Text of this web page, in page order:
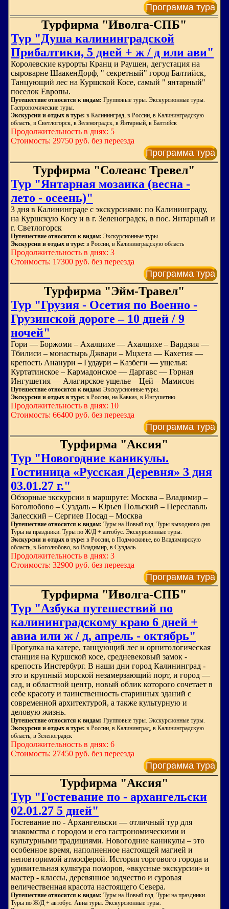
Программа тура
Турфирма "Иволга-СПБ"
Тур "Душа калининградской
Прибалтики, 5 дней + ж / д или ави"
Королевские курорты Кранц и Раушен, дегустация на
сыроварне ШаакенДорф, " секретный" город Балтийск,
Танцующий лес на Куршской Косе, самый " янтарный"
поселок Европы.
Путешествие относится к видам: Групповые туры. Экскурсионные туры.
Гастрономические туры.
Экскурсии и отдых в туре: в Калининград, в России, в Калининградскую
область, в Светлогорск, в Зеленоградск, в Янтарный, в Балтийск
Продолжительность в днях: 5
Стоимость: 29750 руб. без переезда
Программа тура
Турфирма "Солеанс Тревел"
Тур "Янтарная мозаика (весна -
лето - осеень)"
3 дня в Калининграде с экскурсиями: по Калининграду,
на Куршскую Косу и в г. Зеленоградск, в пос. Янтарный и
г. Светлогорск
Путешествие относится к видам: Экскурсионные туры.
Экскурсии и отдых в туре: в России, в Калининградскую область
Продолжительность в днях: 3
Стоимость: 17300 руб. без переезда
Программа тура
Турфирма "Эйм-Травел"
Тур "Грузия - Осетия по Военно -
Грузинской дороге – 10 дней / 9
ночей"
Гори — Боржоми – Ахалцихе — Ахалцихе – Вардзия —
Тбилиси – монастырь Джвари – Мцхета — Кахетия —
крепость Ананури – Гудаури – Казбеги — ущелья:
Куртатинское – Кармадонское — Даргавс — Горная
Ингушетия — Алагирское ущелье – Цей – Мамисон
Путешествие относится к видам: Экскурсионные туры.
Экскурсии и отдых в туре: в России, на Кавказ, в Ингушетию
Продолжительность в днях: 10
Стоимость: 66400 руб. без переезда
Программа тура
Турфирма "Аксия"
Тур "Новогодние каникулы.
Гостиница «Русская Деревня» 3 дня
03.01.27 г."
Обзорные экскурсии в маршруте: Москва – Владимир –
Боголюбово – Суздаль – Юрьев Польский – Переславль
Залесский – Сергиев Посад – Москва
Путешествие относится к видам: Туры на Новый год. Туры выходного дня.
Туры на праздники. Туры по Ж/Д + автобус. Экскурсионные туры.
Экскурсии и отдых в туре: в России, в Подмосковье, во Владимирскую
область, в Боголюбово, во Владимир, в Суздаль
Продолжительность в днях: 3
Стоимость: 32900 руб. без переезда
Программа тура
Турфирма "Иволга-СПБ"
Тур "Азбука путешествий по
калининградскому краю 6 дней +
авиа или ж / д, апрель - октябрь"
Прогулка на катере, танцующий лес и орнитологическая
станция на Куршской косе, средневековый замок -
крепость Инстербург. В наши дни город Калининград -
это и крупный морской незамерзающий порт, и город —
сад, и областной центр, новый облик которого сочетает в
себе красоту и таинственность старинных зданий с
современной архитектурой, а также культурную и
деловую жизнь.
Путешествие относится к видам: Групповые туры. Экскурсионные туры.
Экскурсии и отдых в туре: в России, в Калининград, в Калининградскую
область, в Зеленоградск
Продолжительность в днях: 6
Стоимость: 27450 руб. без переезда
Программа тура
Турфирма "Аксия"
Тур "Гостевание по - архангельски
02.01.27 5 дней"
Гостевание по - Архангельски — отличный тур для
знакомства с городом и его гастрономическими и
культурными традициями. Новогодние каникулы – это
особенное время, наполненное настоящей магией и
неповторимой атмосферой. История торгового города и
удивительная культура поморов, «вкусные экскурсии» и
мастер - классы, деревянное зодчество и суровая
величественная красота настоящего Севера.
Путешествие относится к видам: Туры на Новый год. Туры на праздники.
Туры по Ж/Д + автобус. Авиа туры. Экскурсионные туры.